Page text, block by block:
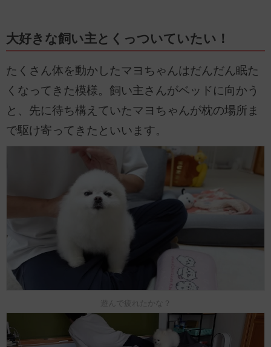
大好きな飼い主とくっついていたい！
たくさん体を動かしたマヨちゃんはだんだん眠た
くなってきた模様。飼い主さんがベッドに向かう
と、先に待ち構えていたマヨちゃんが枕の場所ま
で駆け寄ってきたといいます。
遊んで疲れたかな？